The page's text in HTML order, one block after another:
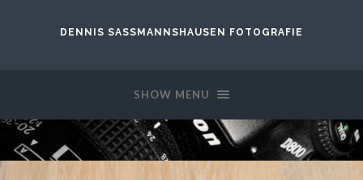
DENNIS SASSMANNSHAUSEN FOTOGRAFIE
SHOW MENU